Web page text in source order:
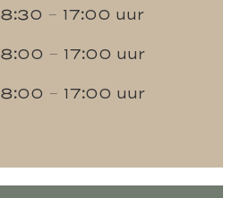
8:30 – 17:00 uur
8:00 – 17:00 uur
8:00 – 17:00 uur